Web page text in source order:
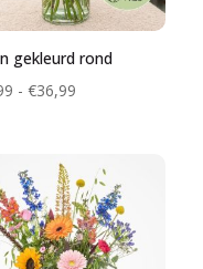
gekleurd rond
- €36,99Prijsklasse:
€36,99